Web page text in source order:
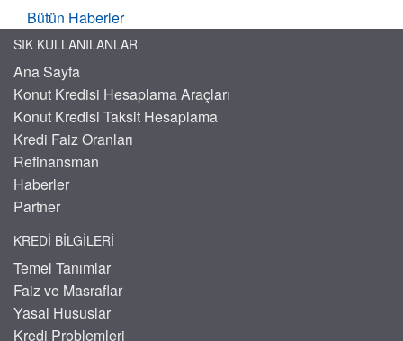
Bütün Haberler
SIK KULLANILANLAR
Ana Sayfa
Konut Kredisi Hesaplama Araçları
Konut Kredisi Taksit Hesaplama
Kredi Faiz Oranları
Refinansman
Haberler
Partner
KREDI BILGILERI
Temel Tanımlar
Faiz ve Masraflar
Yasal Hususlar
Kredi Problemleri